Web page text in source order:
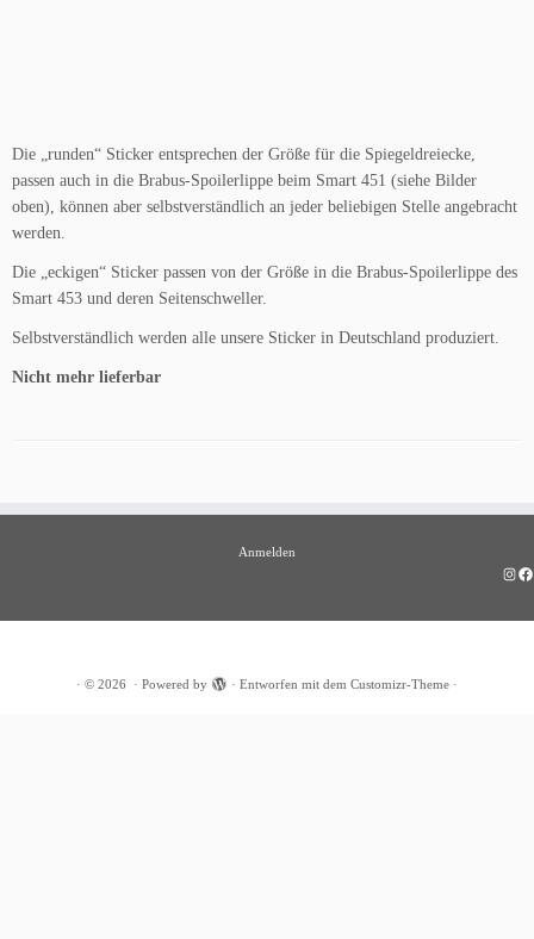
Die „runden“ Sticker entsprechen der Größe für die Spiegeldreiecke,
passen auch in die Brabus-Spoilerlippe beim Smart 451 (siehe Bilder
oben), können aber selbstverständlich an jeder beliebigen Stelle angebracht
werden.
Die „eckigen“ Sticker passen von der Größe in die Brabus-Spoilerlippe des
Smart 453 und deren Seitenschweller.
Selbstverständlich werden alle unsere Sticker in Deutschland produziert.
Nicht mehr lieferbar
Anmelden
· © 2026 · Powered by · Entworfen mit dem Customizr-Theme ·